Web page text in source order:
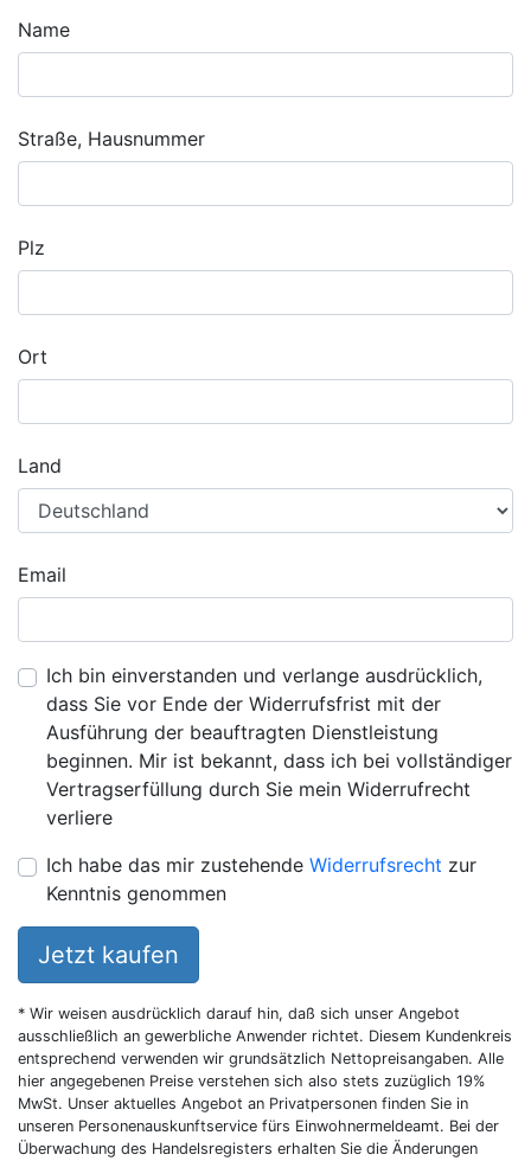
Name
Straße, Hausnummer
Plz
Ort
Land
Email
Ich bin einverstanden und verlange ausdrücklich,
dass Sie vor Ende der Widerrufsfrist mit der
Ausführung der beauftragten Dienstleistung
beginnen. Mir ist bekannt, dass ich bei vollständiger
Vertragserfüllung durch Sie mein Widerrufrecht
verliere
Ich habe das mir zustehende Widerrufsrecht zur
Kenntnis genommen
Jetzt kaufen
* Wir weisen ausdrücklich darauf hin, daß sich unser Angebot
ausschließlich an gewerbliche Anwender richtet. Diesem Kundenkreis
entsprechend verwenden wir grundsätzlich Nettopreisangaben. Alle
hier angegebenen Preise verstehen sich also stets zuzüglich 19%
MwSt. Unser aktuelles Angebot an Privatpersonen finden Sie in
unseren Personenauskunftservice fürs Einwohnermeldeamt. Bei der
Überwachung des Handelsregisters erhalten Sie die Änderungen